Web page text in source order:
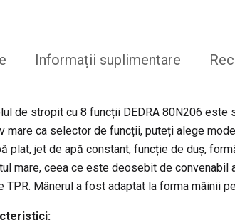
Informații suplimentare
de stropit cu 8 funcții DEDRA 80N206 este
mare ca selector de funcții, puteți alege
plat, jet de apă constant, funcție de duș,
mare, ceea ce este deosebit de
TPR. Mânerul a fost adaptat la forma mâinii